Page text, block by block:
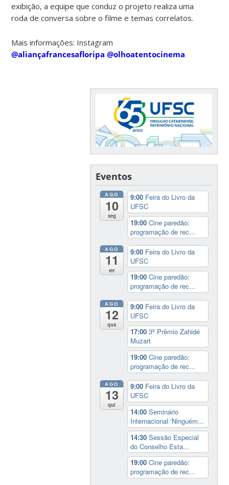
exibição, a equipe que conduz o projeto realiza uma
roda de conversa sobre o filme e temas correlatos.
Mais informações: Instagram
@aliançafrancesafloripa @olhoatentocinema
Eventos
AGO
10
seg
9:00 Feira do Livro da
UFSC
19:00Cine paredão:
programação de rec...
AGO
11
ter
9:00 Feira do Livro da
UFSC
19:00Cine paredão:
programação de rec...
AGO
12
qua
9:00 Feira do Livro da
UFSC
17:003º Prêmio Zahidé
Muzart
19:00Cine paredão:
programação de rec...
AGO
13
qui
9:00 Feira do Livro da
UFSC
14:00Seminário
Internacional ‘Ninguém...
14:30Sessão Especial
do Conselho Esta...
19:00Cine paredão:
programação de rec...